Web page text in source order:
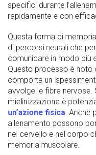
specifici durante
rapidamente e con
Questa forma di
di percorsi neurali che
comunicare in modo più
Questo processo è noto
comporta un
avvolge le fibre
mielinizzazione è
un’azione fisica. Anche
allenamento possono
nel cervello e nel corpo
memoria muscolare.